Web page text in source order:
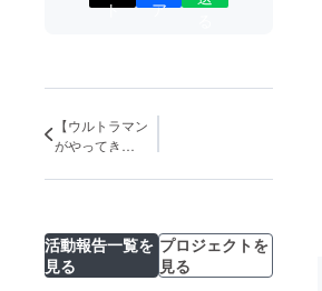
ト
ア
【ウルトラマン
がやってき
活動報告一覧を
見る
プロジェクトを
見る